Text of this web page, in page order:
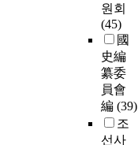
원회
(45)
國
史編
纂委
員會
編 (39)
조
선사